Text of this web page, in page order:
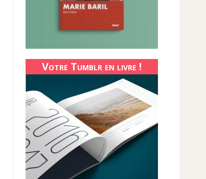
Votre Tumblr en livre !